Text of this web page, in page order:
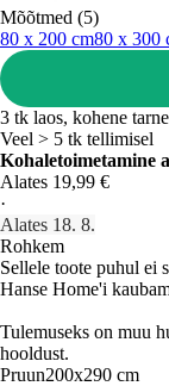
Mõõtmed (5)
80 x 200 cm80 x 300
3 tk laos, kohene tarne
Veel > 5 tk tellimisel
Kohaletoimetamine
Alates 19,99 €
·
Alates 18. 8.
Rohkem
Sellele toote puhul ei
Hanse Home'i
Tulemuseks on muu
hooldust.
Pruun200x290 cm